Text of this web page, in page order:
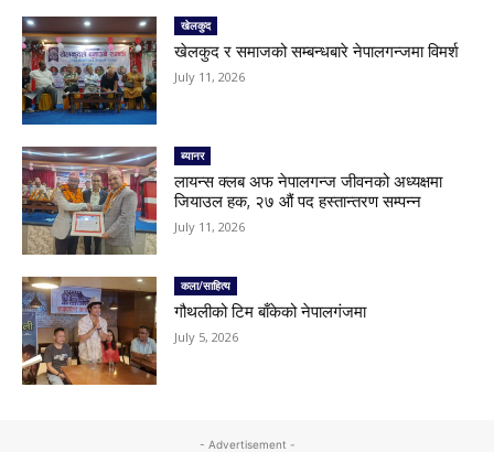
खेलकुद
खेलकुद र समाजको सम्बन्धबारे नेपालगन्जमा विमर्श
July 11, 2026
ब्यानर
लायन्स क्लब अफ नेपालगन्ज जीवनको अध्यक्षमा
जियाउल हक, २७ औं पद हस्तान्तरण सम्पन्न
July 11, 2026
कला/साहित्य
गौथलीको टिम बाँकेको नेपालगंजमा
July 5, 2026
- Advertisement -